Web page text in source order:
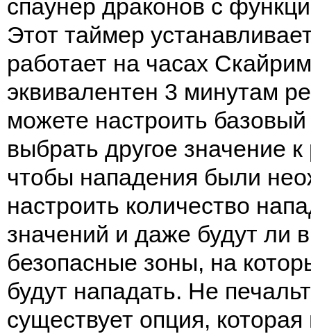
спаунер драконов с
Этот таймер
работает на часах
эквивалентен 3 минутам
можете настроить
выбрать другое значение
чтобы нападения были
настроить количество
значений и даже будут ли
безопасные зоны, на
будут нападать. Не
существует опция, которая